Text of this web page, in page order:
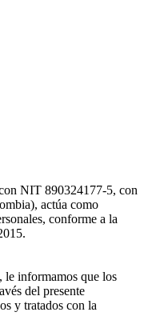
NIT 890324177-5, con
actúa como
conforme a la
informamos que los
del presente
y tratados con la